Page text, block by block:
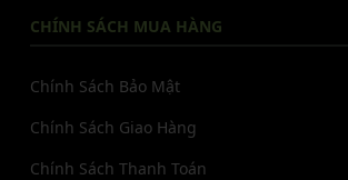
CHÍNH SÁCH MUA HÀNG
Chính Sách Bảo Mật
Chính Sách Giao Hàng
Chính Sách Thanh Toán